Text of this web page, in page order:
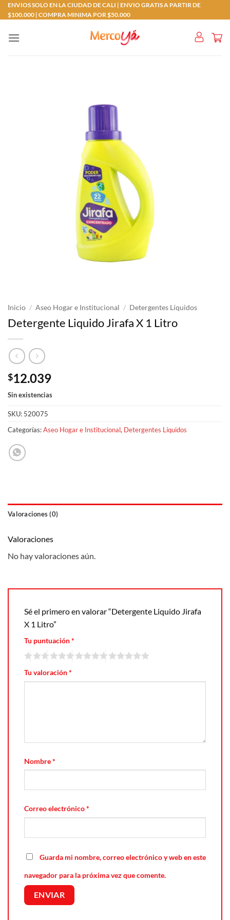
Saltar
al
ENVIOS SOLO EN LA CIUDAD DE CALI | ENVIO GRATIS A PARTIR DE
$100.000 | COMPRA MINIMA POR $50.000
Inicio / Aseo Hogar e Institucional / Detergentes Líquidos
Detergente Liquido Jirafa X 1 Litro
$12.039
Sin existencias
SKU: 520075
Categorías:Aseo Hogar e Institucional, Detergentes Líquidos
Valoraciones (0)
Valoraciones
No hay valoraciones aún.
Sé el primero en valorar “Detergente Liquido Jirafa
X 1 Litro”
Tu puntuación*
Tu valoración*
Nombre*
Correo electrónico*
Guarda mi nombre, correo electrónico y web en este
navegador para la próxima vez que comente.